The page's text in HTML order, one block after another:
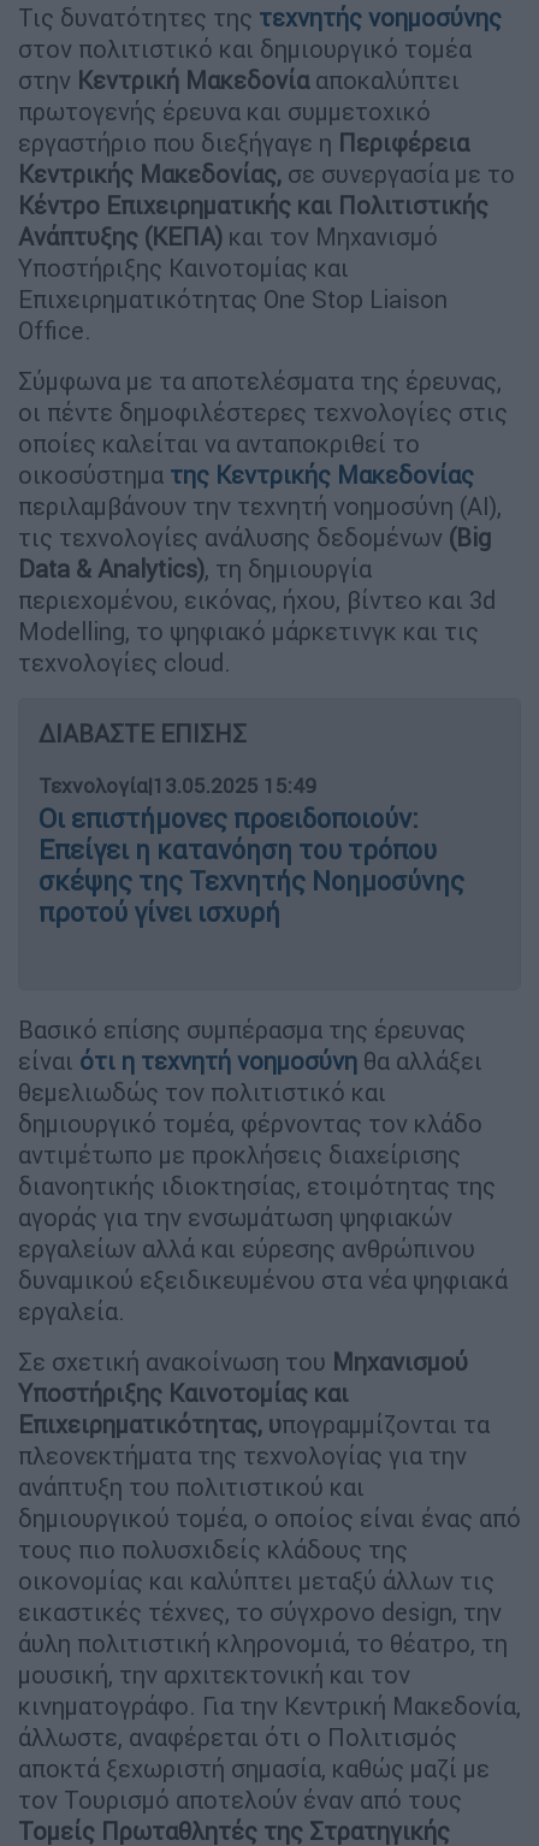
Τις δυνατότητες της τεχνητής νοημοσύνης
στον πολιτιστικό και δημιουργικό τομέα
στην Κεντρική Μακεδονίααποκαλύπτει
πρωτογενής έρευνα και συμμετοχικό
εργαστήριο που διεξήγαγε η Περιφέρεια
Κεντρικής Μακεδονίας, σε συνεργασία με το
Κέντρο Επιχειρηματικής και Πολιτιστικής
Ανάπτυξης (ΚΕΠΑ) και τον Μηχανισμό
Υποστήριξης Καινοτομίας και
Επιχειρηματικότητας One Stop Liaison
Office.
Σύμφωνα με τα αποτελέσματα της έρευνας,
οι πέντε δημοφιλέστερες τεχνολογίες στις
οποίες καλείται να ανταποκριθεί το
οικοσύστημα της Κεντρικής Μακεδονίας
περιλαμβάνουν την τεχνητή νοημοσύνη (ΑΙ),
τις τεχνολογίες ανάλυσης δεδομένων (Big
Data & Analytics), τη δημιουργία
περιεχομένου, εικόνας, ήχου, βίντεο και 3d
Modelling, το ψηφιακό μάρκετινγκ και τις
τεχνολογίες cloud.
ΔΙΑΒΑΣΤΕ ΕΠΙΣΗΣ
Τεχνολογία|13.05.2025 15:49
Οι επιστήμονες προειδοποιούν:
Επείγει η κατανόηση του τρόπου
σκέψης της Τεχνητής Νοημοσύνης
προτού γίνει ισχυρή
Βασικό επίσης συμπέρασμα της έρευνας
είναι ότι η τεχνητή νοημοσύνη θα αλλάξει
θεμελιωδώς τον πολιτιστικό και
δημιουργικό τομέα, φέρνοντας τον κλάδο
αντιμέτωπο με προκλήσεις διαχείρισης
διανοητικής ιδιοκτησίας, ετοιμότητας της
αγοράς για την ενσωμάτωση ψηφιακών
εργαλείων αλλά και εύρεσης ανθρώπινου
δυναμικού εξειδικευμένου στα νέα ψηφιακά
εργαλεία.
Σε σχετική ανακοίνωση του Μηχανισμού
Υποστήριξης Καινοτομίας και
Επιχειρηματικότητας, υπογραμμίζονται τα
πλεονεκτήματα της τεχνολογίας για την
ανάπτυξη του πολιτιστικού και
δημιουργικού τομέα, ο οποίος είναι ένας από
τους πιο πολυσχιδείς κλάδους της
οικονομίας και καλύπτει μεταξύ άλλων τις
εικαστικές τέχνες, το σύγχρονο design, την
άυλη πολιτιστική κληρονομιά, το θέατρο, τη
μουσική, την αρχιτεκτονική και τον
κινηματογράφο. Για την Κεντρική Μακεδονία,
άλλωστε, αναφέρεται ότι ο Πολιτισμός
αποκτά ξεχωριστή σημασία, καθώς μαζί με
τον Τουρισμό αποτελούν έναν από τους
Τομείς Πρωταθλητές της Στρατηγικής